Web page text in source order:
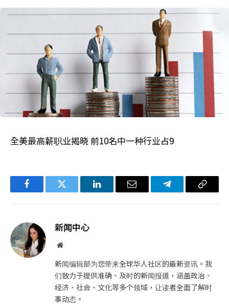
全美最高薪职业揭晓 前10名中一种行业占9
FacebookTwitter LinkedIn电
Telegram复
新闻中心
网
新闻编辑部为您带来全球华人社区的最新资讯。我
们致力于提供准确、及时的新闻报道，涵盖政治、
经济、社会、文化等多个领域，让读者全面了解时
事动态。